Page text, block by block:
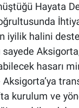
Hayata
iyilik halini
hasarı
kurulum ve